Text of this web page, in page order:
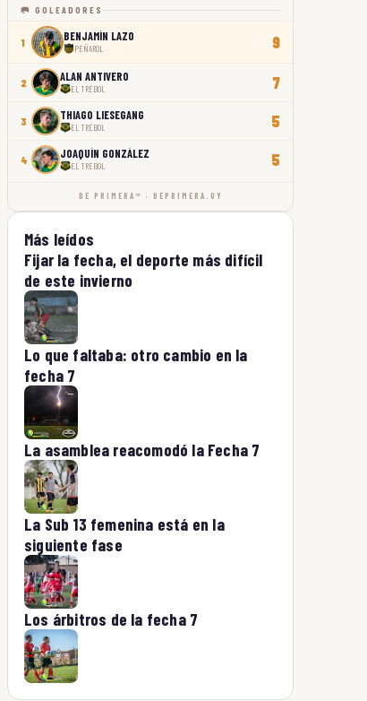
🥅 GOLEADORES
1 BENJAMÍN LAZO
PEÑAROL 9
2 ALAN ANTIVERO
EL TRÉBOL 7
3 THIAGO LIESEGANG
EL TRÉBOL 5
4 JOAQUÍN GONZÁLEZ
EL TRÉBOL 5
DE PRIMERA™ · DEPRIMERA.UY
Más leídos
Fijar la fecha, el deporte más difícil
de este invierno
Lo que faltaba: otro cambio en la
fecha 7
La asamblea reacomodó la Fecha 7
La Sub 13 femenina está en la
siguiente fase
Los árbitros de la fecha 7